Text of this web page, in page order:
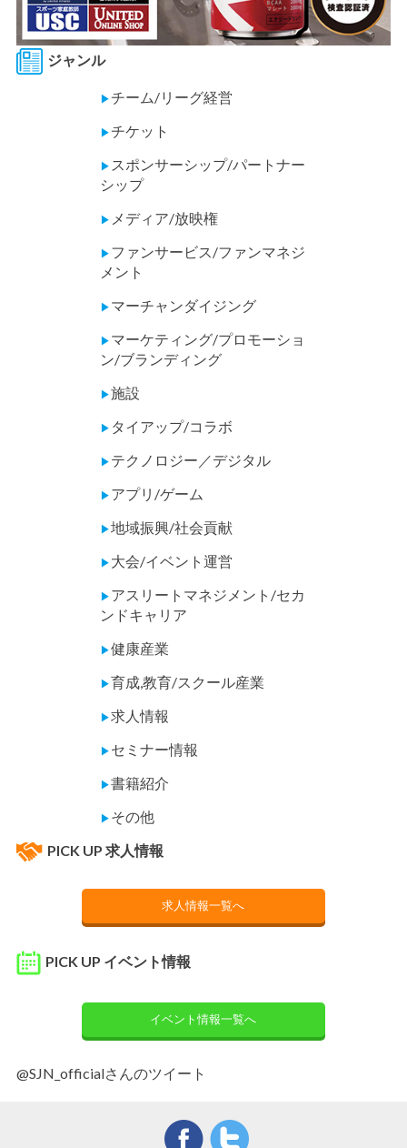
ジャンル
▶チーム/リーグ経営
▶チケット
▶ スポンサーシップ/パートナー
シップ
▶ メディア/放映権
▶ ファンサービス/ファンマネジ
メント
▶ マーチャンダイジング
▶ マーケティング/プロモーショ
ン/ブランディング
▶施設
▶ タイアップ/コラボ
▶ テクノロジー／デジタル
▶ アプリ/ゲーム
▶地域振興/社会貢献
▶ 大会/イベント運営
▶ アスリートマネジメント/セカ
ンドキャリア
▶健康産業
▶育成,教育/スクール産業
▶求人情報
▶ セミナー情報
▶書籍紹介
▶ その他
PICK UP 求人情報
求人情報一覧へ
PICK UP イベント情報
イベント情報一覧へ
@SJN_officialさんのツイート